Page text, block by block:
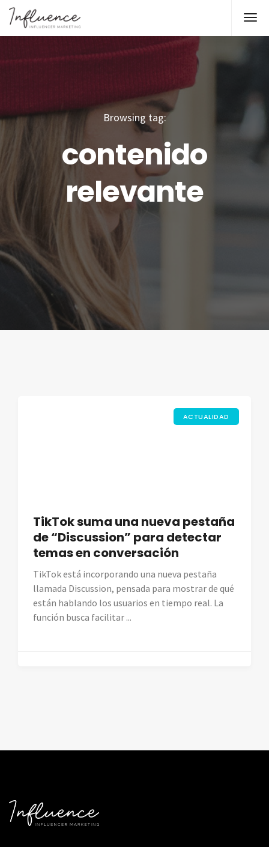
Browsing tag:
contenido
relevante
ACTUALIDAD
TikTok suma una nueva pestaña
de “Discussion” para detectar
temas en conversación
TikTok está incorporando una nueva pestaña
llamada Discussion, pensada para mostrar de qué
están hablando los usuarios en tiempo real. La
función busca facilitar ...